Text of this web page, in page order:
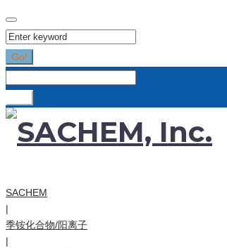
Search
for:
Go!
SACHEM
|
季铵化合物/阳离子
|